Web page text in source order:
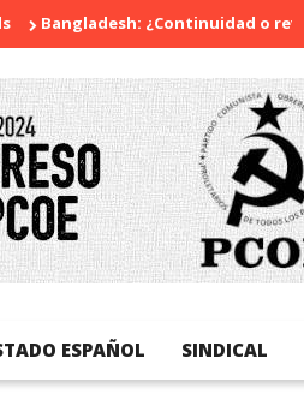
¿Continuidad o revolución?
ESPAÑOL SINDICAL